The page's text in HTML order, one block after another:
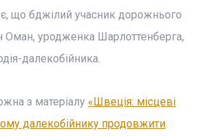
що бджілий учасник дорожнього
Оман, уродженка Шарлоттенберга,
далекобійника.
з матеріалу «Швеція: місцеві
далекобійнику продовжити